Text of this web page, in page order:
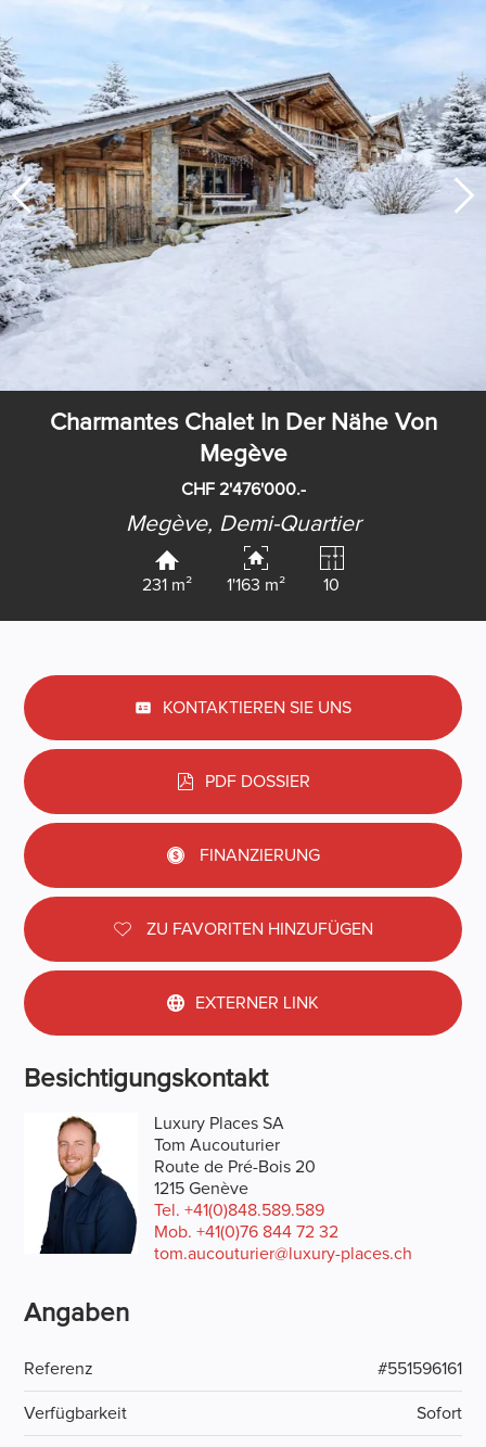
Charmantes Chalet In Der Nähe Von
Megève
CHF 2'476'000.-
Megève, Demi-Quartier
231 m² 1'163 m² 10
KONTAKTIEREN SIE UNS
PDF DOSSIER
FINANZIERUNG
ZU FAVORITEN HINZUFÜGEN
EXTERNER LINK
Besichtigungskontakt
Luxury Places SA
Tom Aucouturier
Route de Pré-Bois 20
1215 Genève
Tel. +41(0)848.589.589
Mob. +41(0)76 844 72 32
tom.aucouturier@luxury-places.ch
Angaben
Referenz #551596161
Verfügbarkeit Sofort